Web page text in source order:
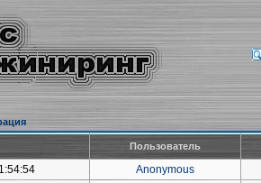
Пользователь
Anonymous